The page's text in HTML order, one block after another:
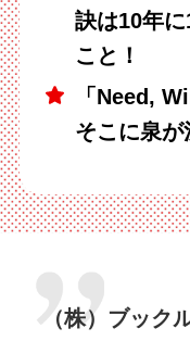
訣は10年
こと！
「Need,
そこに泉が
（株）ブック